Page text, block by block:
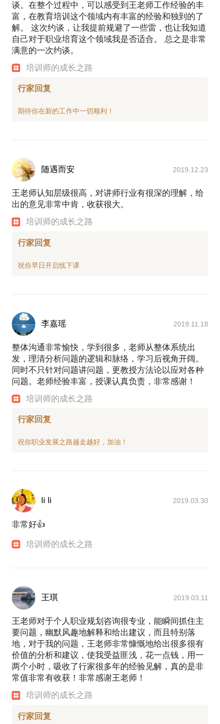
谈。在整个过程中，可以感受到王老师工作经验的丰
富，在教育培训这个领域内有丰富的经验和独到的了
解。 这次约谈，让我提前规避了一些雷，也让我知道
自己对于职业培育这个领域我是否适合。 总之是非常
满意的一次约谈。
培训师的成长之路
行家回复
随遇而安 2019.12.23
王老师认知层级很高，对讲师行业有很深的理解，给
出的意见非常中肯，收获很大。
培训师的成长之路
行家回复
李嘉瑶 2019.11.18
整体沟通非常愉快，学到很多，老师从整体系统出
发，理清分析问题的逻辑和脉络，学习后视角开阔。
同时不只针对问题讲问题，更教授方法论以应对各种
问题。老师经验丰富，授课认真负责，非常感谢！
培训师的成长之路
行家回复
li li 2019.03.30
非常好👍
培训师的成长之路
王琪 2019.03.11
王老师对于个人职业规划咨询很专业，能瞬间抓住主
要问题，幽默风趣地解释和给出建议，而且特别落
地，对于我的问题，王老师非常慷慨地给出很多很有
价值的分析和建议，使我受益匪浅，花一点钱，用一
两个小时，吸收了行家很多年的经验见解，真的是非
常值非常有收获！非常感谢王老师！
培训师的成长之路
行家回复